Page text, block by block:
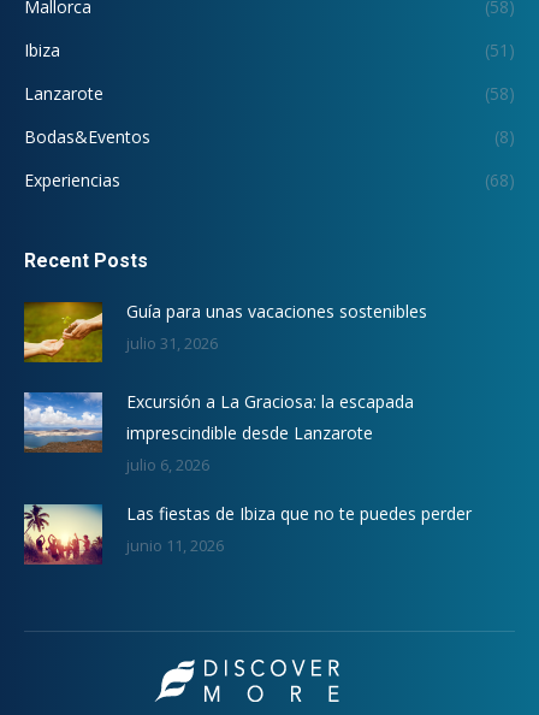
Mallorca
(58)
Ibiza
(51)
Lanzarote
(58)
Bodas&Eventos
(8)
Experiencias
(68)
Recent Posts
Guía para unas vacaciones sostenibles
julio 31, 2026
Excursión a La Graciosa: la escapada
imprescindible desde Lanzarote
julio 6, 2026
Las fiestas de Ibiza que no te puedes perder
junio 11, 2026